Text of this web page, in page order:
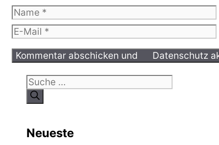
Name
E-
Mail
Suche
nach:
Neueste